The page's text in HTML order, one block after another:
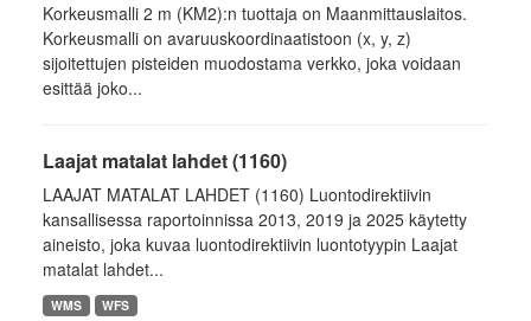
Korkeusmalli 2 m (KM2):n tuottaja on Maanmittauslaitos.
Korkeusmalli on avaruuskoordinaatistoon (x, y, z)
sijoitettujen pisteiden muodostama verkko, joka voidaan
esittää joko...
Laajat matalat lahdet (1160)
LAAJAT MATALAT LAHDET (1160) Luontodirektiivin
kansallisessa raportoinnissa 2013, 2019 ja 2025 käytetty
aineisto, joka kuvaa luontodirektiivin luontotyypin Laajat
matalat lahdet...
WMS WFS